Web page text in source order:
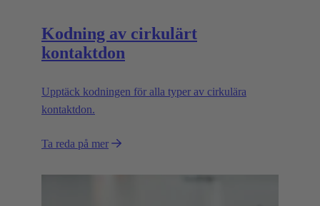
Kodning av cirkulärt
kontaktdon
Upptäck kodningen för alla typer av cirkulära
kontaktdon.
Ta reda på mer